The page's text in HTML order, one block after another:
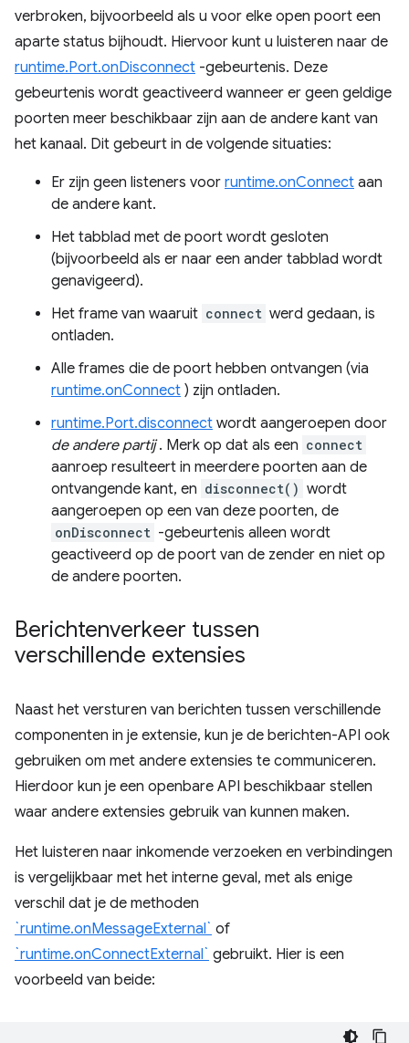
verbroken, bijvoorbeeld als u voor elke open poort een
aparte status bijhoudt. Hiervoor kunt u luisteren naar de
runtime.Port.onDisconnect -gebeurtenis. Deze
gebeurtenis wordt geactiveerd wanneer er geen geldige
poorten meer beschikbaar zijn aan de andere kant van
het kanaal. Dit gebeurt in de volgende situaties:
Er zijn geen listeners voor runtime.onConnect aan
de andere kant.
Het tabblad met de poort wordt gesloten
(bijvoorbeeld als er naar een ander tabblad wordt
genavigeerd).
Het frame van waaruit connect werd gedaan, is
ontladen.
Alle frames die de poort hebben ontvangen (via
runtime.onConnect ) zijn ontladen.
runtime.Port.disconnect wordt aangeroepen door
de andere partij. Merk op dat als een connect
aanroep resulteert in meerdere poorten aan de
ontvangende kant, en disconnect() wordt
aangeroepen op een van deze poorten, de
onDisconnect -gebeurtenis alleen wordt
geactiveerd op de poort van de zender en niet op
de andere poorten.
Berichtenverkeer tussen
verschillende extensies
Naast het versturen van berichten tussen verschillende
componenten in je extensie, kun je de berichten-API ook
gebruiken om met andere extensies te communiceren.
Hierdoor kun je een openbare API beschikbaar stellen
waar andere extensies gebruik van kunnen maken.
Het luisteren naar inkomende verzoeken en verbindingen
is vergelijkbaar met het interne geval, met als enige
verschil dat je de methoden
`runtime.onMessageExternal` of
`runtime.onConnectExternal` gebruikt. Hier is een
voorbeeld van beide: